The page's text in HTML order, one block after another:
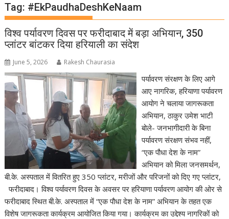
Tag: #EkPaudhaDeshKeNaam
विश्व पर्यावरण दिवस पर फरीदाबाद में बड़ा अभियान, 350
प्लांटर बांटकर दिया हरियाली का संदेश
June 5, 2026 Rakesh Chaurasia
पर्यावरण संरक्षण के लिए आगे
आए नागरिक, हरियाणा पर्यावरण
आयोग ने चलाया जागरूकता
अभियान, ठाकुर उमेश भाटी
बोले- जनभागीदारी के बिना
पर्यावरण संरक्षण संभव नहीं,
“एक पौधा देश के नाम”
अभियान को मिला जनसमर्थन,
बी.के. अस्पताल में वितरित हुए 350 प्लांटर, मरीजों और परिजनों को दिए गए प्लांटर,
फरीदाबाद। विश्व पर्यावरण दिवस के अवसर पर हरियाणा पर्यावरण आयोग की ओर से
फरीदाबाद स्थित बी.के. अस्पताल में “एक पौधा देश के नाम” अभियान के तहत एक
विशेष जागरूकता कार्यक्रम आयोजित किया गया। कार्यक्रम का उद्देश्य नागरिकों को